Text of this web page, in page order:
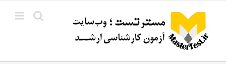
content